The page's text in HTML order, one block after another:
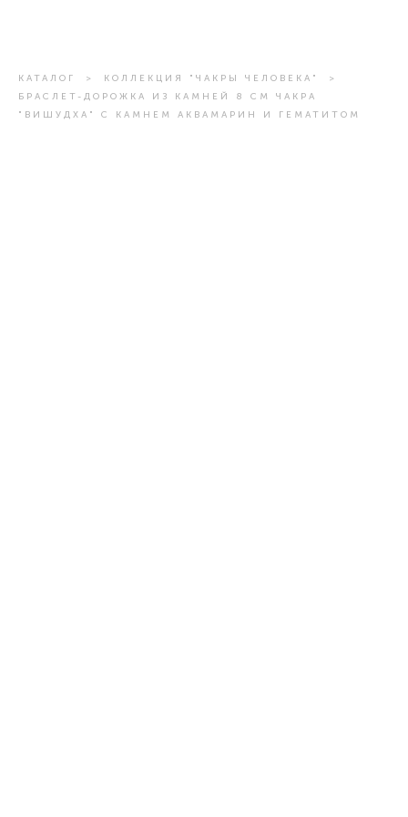
КАТАЛОГ > КОЛЛЕКЦИЯ "ЧАКРЫ ЧЕЛОВЕКА"
>
БРАСЛЕТ-ДОРОЖКА ИЗ КАМНЕЙ 8 СМ ЧАКРА
"ВИШУДХА" С КАМНЕМ АКВАМАРИН И ГЕМАТИТОМ